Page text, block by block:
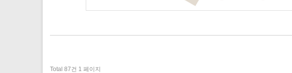
Total 87건 1 페이지